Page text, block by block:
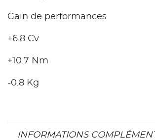
Gain de performances
+6.8 Cv
+10.7 Nm
-0.8 Kg
INFORMATIONS